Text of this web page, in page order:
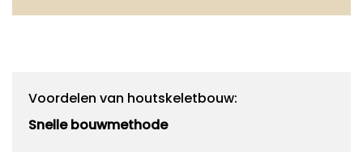
Voordelen van houtskeletbouw:
Snelle bouwmethode